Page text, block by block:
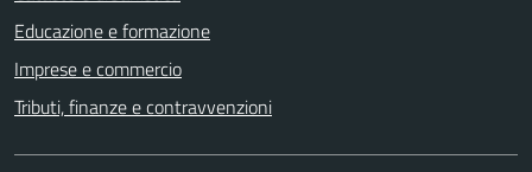
Educazione e formazione
Imprese e commercio
Tributi, finanze e contravvenzioni